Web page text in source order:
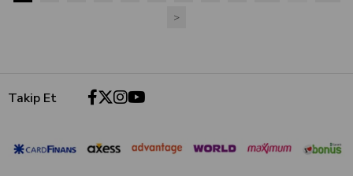
>
Takip Et